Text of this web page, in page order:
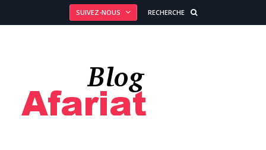
SUIVEZ-NOUS RECHERCHE